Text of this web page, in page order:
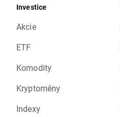
Investice
Akcie
ETF
Komodity
Kryptoměny
Indexy